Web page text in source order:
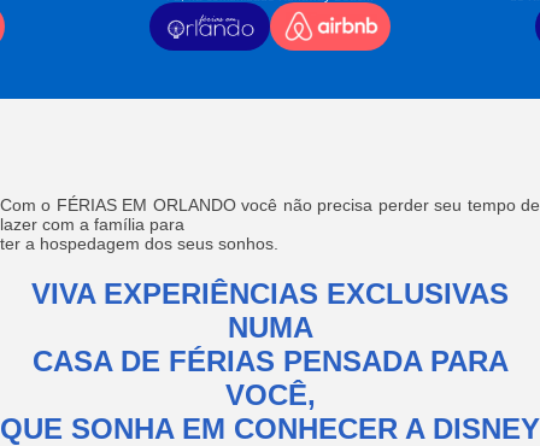
Com o FÉRIAS EM ORLANDO você não precisa perder seu tempo de
lazer com a família para
ter a hospedagem dos seus sonhos.
VIVA EXPERIÊNCIAS EXCLUSIVAS
NUMA
CASA DE FÉRIAS PENSADA PARA
VOCÊ,
QUE SONHA EM CONHECER A DISNEY